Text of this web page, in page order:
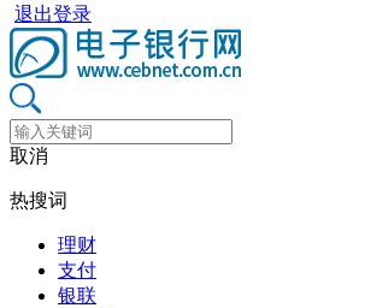
退出登录
取消
热搜词
理财
支付
银联